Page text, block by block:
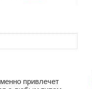
привлечет